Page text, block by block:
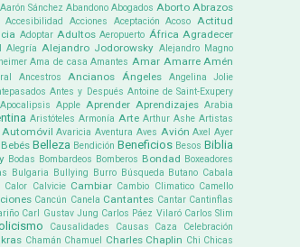
Aarón Sánchez Abandono Abogados Aborto Abrazos
Accesibilidad Acciones Aceptación Acoso Actitud
Adoptar Adultos Aeropuerto África Agradecer
Alegría Alejandro Jodorowsky Alejandro Magno
Ama de casa Amantes Amar Amarre Amén
Ancestros Ancianos Ángeles Angelina Jolie
Antes y Después Antoine de Saint-Exupery
Apocalipsis Apple Aprender Aprendizajes Arabia
Aristóteles Armonía Arte Arthur Ashe Artistas
Automóvil Avaricia Aventura Aves Avión Axel Ayer
Bebés Belleza Bendición Beneficios Besos Biblia
Bodas Bombardeos Bomberos Bondad Boxeadores
Bulgaria Bullying Burro Búsqueda Butano Cabala
Calor Calvicie Cambiar Cambio Climatico Camello
Cancún Canela Cantantes Cantar Cantinflas
Carl Gustav Jung Carlos Páez Vilaró Carlos Slim
Causalidades Causas Caza Celebración
Chamán Chamuel Charles Chaplin Chi Chicas